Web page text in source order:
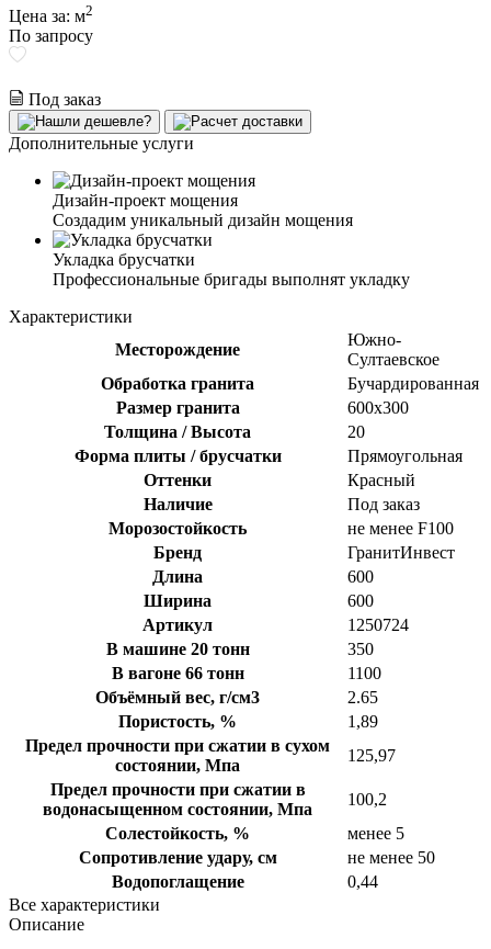
Цена за: м2
По запросу
Под заказ
Дополнительные услуги
Дизайн-проект мощения
Создадим уникальный дизайн мощения
Укладка брусчатки
Профессиональные бригады выполнят укладку
Характеристики
Месторождение
Южно-
Султаевское
Обработка гранита
Бучардированная
Размер гранита
600х300
Толщина / Высота
20
Форма плиты / брусчатки
Прямоугольная
Оттенки
Красный
Наличие
Под заказ
Морозостойкость
не менее F100
Бренд
ГранитИнвест
Длина
600
Ширина
600
Артикул
1250724
В машине 20 тонн
350
В вагоне 66 тонн
1100
Объёмный вес, г/см3
2.65
Пористость, %
1,89
Предел прочности при сжатии в сухом
состоянии, Мпа
125,97
Предел прочности при сжатии в
водонасыщенном состоянии, Мпа
100,2
Солестойкость, %
менее 5
Сопротивление удару, см
не менее 50
Водопоглащение
0,44
Все характеристики
Описание